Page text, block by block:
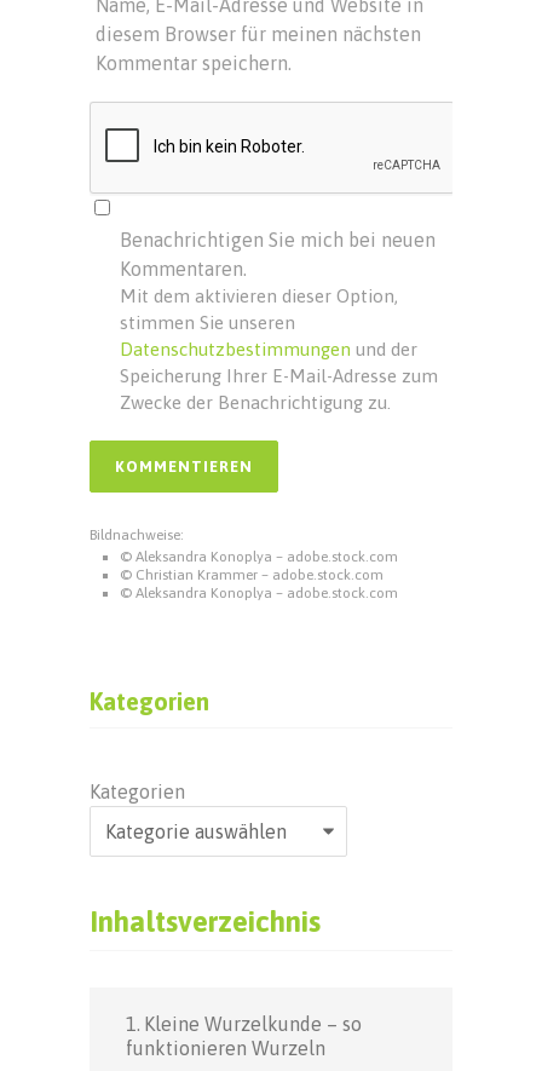
Name, E-Mail-Adresse und Website in
diesem Browser für meinen nächsten
Kommentar speichern.
Benachrichtigen Sie mich bei neuen
Kommentaren.
Mit dem aktivieren dieser Option,
stimmen Sie unseren
Datenschutzbestimmungen und der
Speicherung Ihrer E-Mail-Adresse zum
Zwecke der Benachrichtigung zu.
Bildnachweise:
© Aleksandra Konoplya – adobe.stock.com
© Christian Krammer – adobe.stock.com
© Aleksandra Konoplya – adobe.stock.com
Kategorien
Kategorien
Inhaltsverzeichnis
Kleine Wurzelkunde – so
funktionieren Wurzeln